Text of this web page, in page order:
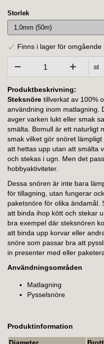
Storlek
Finns i lager för omgående
st
Produktbeskrivning:
Steksnöre tillverkat av 100%
användning inom matlagning.
avger varken lukt eller smak
smälta. Bomull är ett naturligt
smak vilket gör snöret
att hettas upp utan att smälta
och stekas i ugn. Men det
hobbyaktiviteter.
Dessa snören är inte bara
för tillagning, utan fungerar
paketsnöre för olika ändamål.
att binda ihop kött och stekar
bra exempel där steksnören
att binda upp korvar eller
snöre som passar bra att
in presenter med eller
Användningsområden
Matlagning
Pysselsnöre
Produktinformation